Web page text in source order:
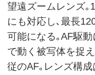
望遠ズームレンズ｡
にも対応し､最長
可能になる｡AF駆
で動く被写体を捉
従のAF｡レンズ構